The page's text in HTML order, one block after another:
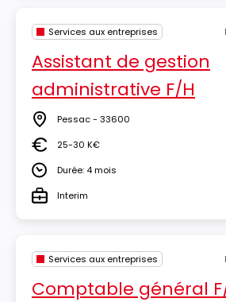
Services aux entreprises
Assistant de gestion
administrative F/H
Lieu Pessac - 33600
Salaire25-30 K€
DuréeDurée: 4 mois
TypeInterim
Services aux entreprises
Comptable général